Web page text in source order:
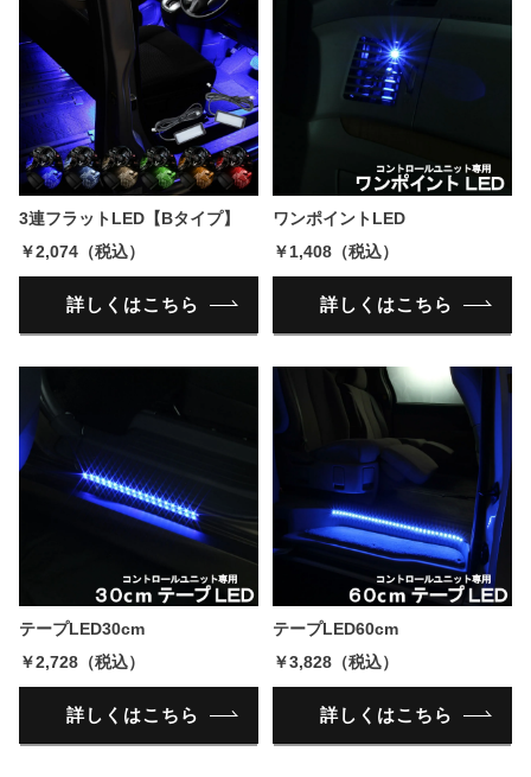
3連フラットLED【Bタイプ】
￥2,074（税込）
詳しくはこちら
ワンポイントLED
￥1,408（税込）
詳しくはこちら
テープLED30cm
￥2,728（税込）
詳しくはこちら
テープLED60cm
￥3,828（税込）
詳しくはこちら